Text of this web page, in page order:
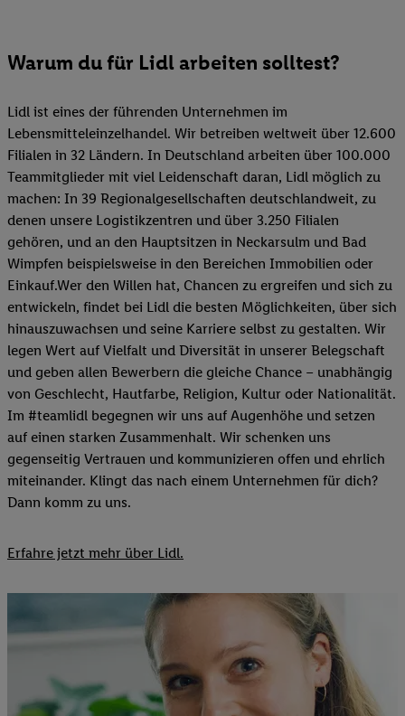
Warum du für Lidl arbeiten solltest?
Lidl ist eines der führenden Unternehmen im
Lebensmitteleinzelhandel. Wir betreiben weltweit über 12.600
Filialen in 32 Ländern. In Deutschland arbeiten über 100.000
Teammitglieder mit viel Leidenschaft daran, Lidl möglich zu
machen: In 39 Regionalgesellschaften deutschlandweit, zu
denen unsere Logistikzentren und über 3.250 Filialen
gehören, und an den Hauptsitzen in Neckarsulm und Bad
Wimpfen beispielsweise in den Bereichen Immobilien oder
Einkauf.Wer den Willen hat, Chancen zu ergreifen und sich zu
entwickeln, findet bei Lidl die besten Möglichkeiten, über sich
hinauszuwachsen und seine Karriere selbst zu gestalten. Wir
legen Wert auf Vielfalt und Diversität in unserer Belegschaft
und geben allen Bewerbern die gleiche Chance – unabhängig
von Geschlecht, Hautfarbe, Religion, Kultur oder Nationalität.
Im #teamlidl begegnen wir uns auf Augenhöhe und setzen
auf einen starken Zusammenhalt. Wir schenken uns
gegenseitig Vertrauen und kommunizieren offen und ehrlich
miteinander. Klingt das nach einem Unternehmen für dich?
Dann komm zu uns.​
Erfahre jetzt mehr über Lidl.